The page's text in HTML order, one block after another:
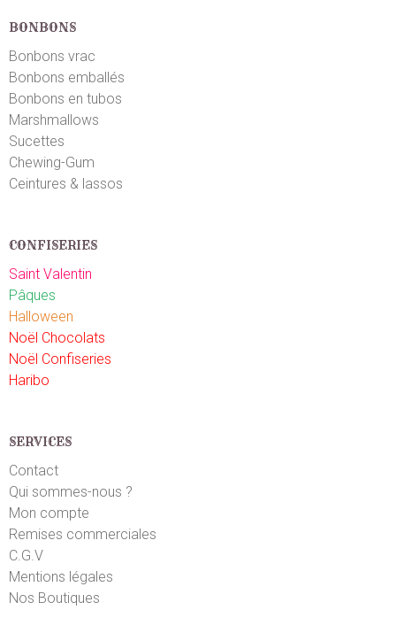
BONBONS
Bonbons vrac
Bonbons emballés
Bonbons en tubos
Marshmallows
Sucettes
Chewing-Gum
Ceintures & lassos
CONFISERIES
Saint Valentin
Pâques
Halloween
Noël Chocolats
Noël Confiseries
Haribo
SERVICES
Contact
Qui sommes-nous ?
Mon compte
Remises commerciales
C.G.V
Mentions légales
Nos Boutiques